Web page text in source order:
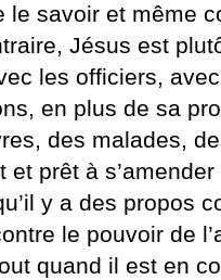
le savoir et même
Jésus est
les officiers,
en plus de sa
des malades,
prêt à
y a des propos
le pouvoir de
quand il est en